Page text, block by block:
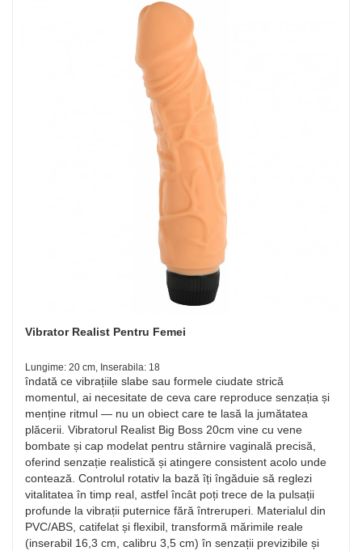
Vibrator Realist Pentru Femei
Lungime: 20 cm, Inserabila: 18
îndată ce vibrațiile slabe sau formele ciudate strică
momentul, ai necesitate de ceva care reproduce senzația și
menține ritmul — nu un obiect care te lasă la jumătatea
plăcerii. Vibratorul Realist Big Boss 20cm vine cu vene
bombate și cap modelat pentru stârnire vaginală precisă,
oferind senzație realistică și atingere consistent acolo unde
contează. Controlul rotativ la bază îți îngăduie să reglezi
vitalitatea în timp real, astfel încât poți trece de la pulsații
profunde la vibrații puternice fără întreruperi. Materialul din
PVC/ABS, catifelat și flexibil, transformă mărimile reale
(inserabil 16,3 cm, calibru 3,5 cm) în senzații previzibile și